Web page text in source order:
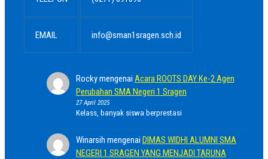
EMAIL info@sman1sragen.sch.id
Rockymengenai Acara ROOTS DAY Ke-2 Agen
Perubahan SMA Negeri 1 Sragen
27 April 2025
Kelass, banyak siswa berprestasi
Winarsih mengenai DIMAS WIDHI ALUMNI SMA
NEGERI 1 SRAGEN YANG MENJADI TARUNA